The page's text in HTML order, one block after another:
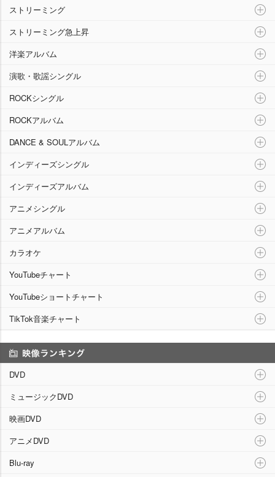
ストリーミング
ストリーミング急上昇
洋楽アルバム
演歌・歌謡シングル
ROCKシングル
ROCKアルバム
DANCE & SOULアルバム
インディーズシングル
インディーズアルバム
アニメシングル
アニメアルバム
カラオケ
YouTubeチャート
YouTubeショートチャート
TikTok音楽チャート
DVD
ミュージックDVD
映画DVD
アニメDVD
Blu-ray